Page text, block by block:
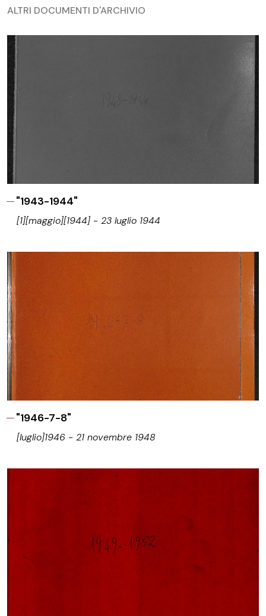
ALTRI DOCUMENTI D'ARCHIVIO
"1943-1944"
[1][maggio][1944] - 23 luglio 1944
"1946-7-8"
[luglio]1946 - 21 novembre 1948